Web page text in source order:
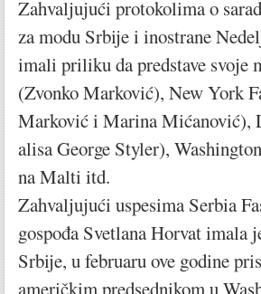
Zahvaljujući protokolima o
za modu Srbije i inostrane
imali priliku da predstave svoje
(Zvonko Marković), New York
Marković i Marina Mićanović),
alisa George Styler),
na Malti itd.
Zahvaljujući uspesima Serbia
gospođa Svetlana Horvat imala
Srbije, u februaru ove godine
američkim predsednikom u